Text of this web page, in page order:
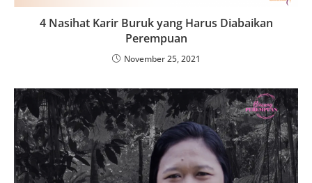
4 Nasihat Karir Buruk yang Harus Diabaikan
Perempuan
November 25, 2021